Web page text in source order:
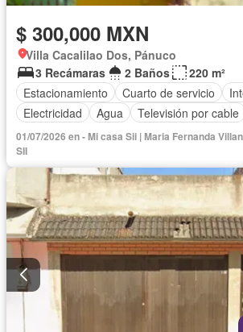
$ 300,000 MXN
Villa Cacalilao Dos, Pánuco
3 Recámaras
2 Baños
220 m²
Estacionamiento
Cuarto de servicio
Electricidad
Agua Televisión por cable
01/07/2026 en - Mi casa Sii | Maria Fernanda Villanueva MI
SII